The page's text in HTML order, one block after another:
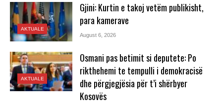
AKTUALE
Gjini: Kurtin e takoj vetëm publikisht,
para kamerave
August 6, 2026
AKTUALE
Osmani pas betimit si deputete: Po
rikthehemi te tempulli i demokracisë
dhe përgjegjësia për t’i shërbyer
Kosovës